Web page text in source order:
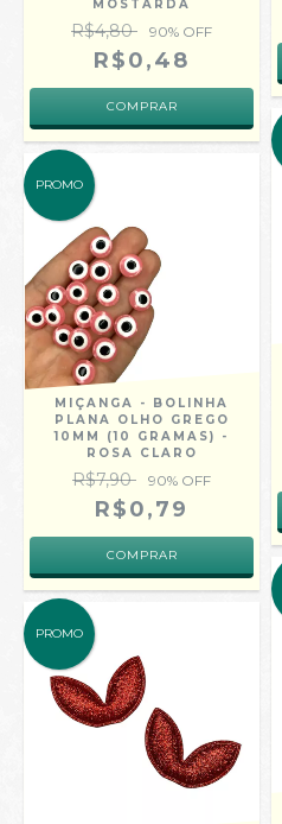
MOSTARDA
R$4,80 90% OFF
R$0,48
PROMO
MIÇANGA - BOLINHA
PLANA OLHO GREGO
10MM (10 GRAMAS) -
ROSA CLARO
R$7,90 90% OFF
R$0,79
PROMO